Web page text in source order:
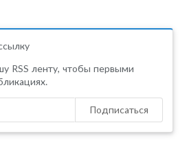
RSS ленту, чтобы первыми
Подписаться